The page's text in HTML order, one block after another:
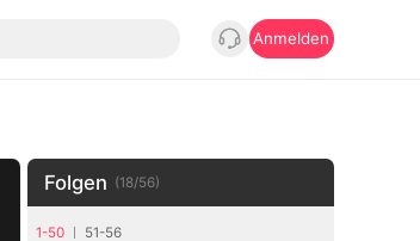
Anmelden
Folgen (18/56)
1-50 51-56